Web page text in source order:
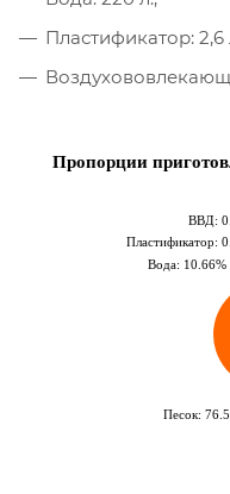
Пластификатор: 2,6
ВВД:
Пластификатор:
Вода: 10.66%
Песок:
Пропорции